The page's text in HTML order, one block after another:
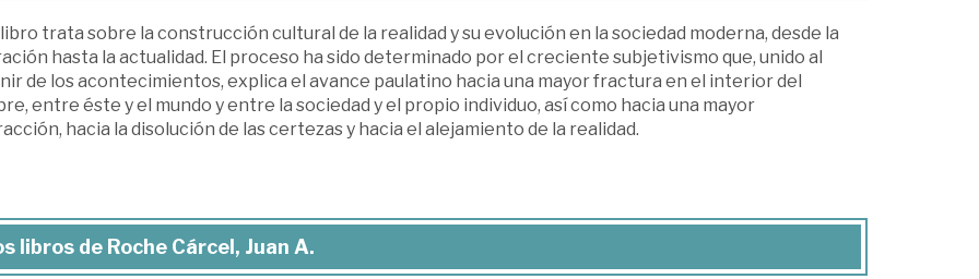
trata sobre la construcción cultural de la realidad y su evolución en la sociedad moderna, desde la
hasta la actualidad. El proceso ha sido determinado por el creciente subjetivismo que, unido al
de los acontecimientos, explica el avance paulatino hacia una mayor fractura en el interior del
entre éste y el mundo y entre la sociedad y el propio individuo, así como hacia una mayor
hacia la disolución de las certezas y hacia el alejamiento de la realidad.
libros de Roche Cárcel, Juan A.